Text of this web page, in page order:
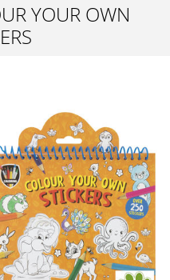
YOUR OWN